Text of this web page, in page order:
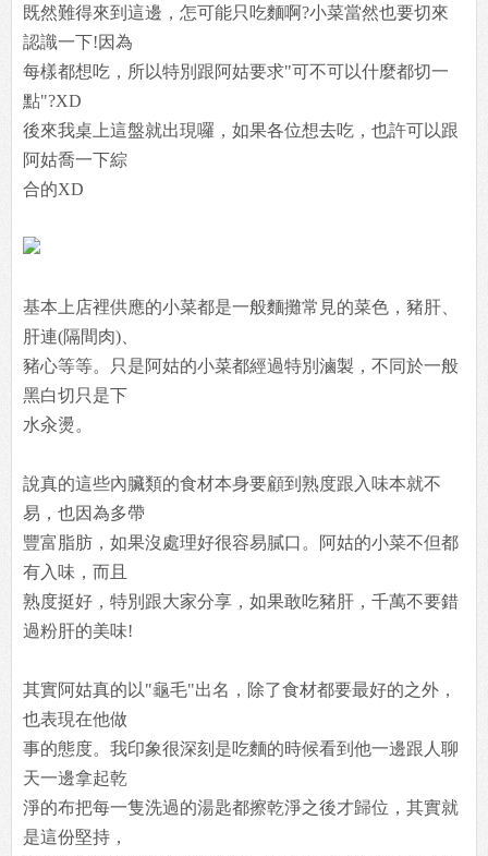
既然難得來到這邊，怎可能只吃麵啊?小菜當然也要切來
認識一下!因為
每樣都想吃，所以特別跟阿姑要求"可不可以什麼都切一
點"?XD
後來我桌上這盤就出現囉，如果各位想去吃，也許可以跟
阿姑喬一下綜
合的XD
基本上店裡供應的小菜都是一般麵攤常見的菜色，豬肝、
肝連(隔間肉)、
豬心等等。只是阿姑的小菜都經過特別滷製，不同於一般
黑白切只是下
水汆燙。
說真的這些內臟類的食材本身要顧到熟度跟入味本就不
易，也因為多帶
豐富脂肪，如果沒處理好很容易膩口。阿姑的小菜不但都
有入味，而且
熟度挺好，特別跟大家分享，如果敢吃豬肝，千萬不要錯
過粉肝的美味!
其實阿姑真的以"龜毛"出名，除了食材都要最好的之外，
也表現在他做
事的態度。我印象很深刻是吃麵的時候看到他一邊跟人聊
天一邊拿起乾
淨的布把每一隻洗過的湯匙都擦乾淨之後才歸位，其實就
是這份堅持，